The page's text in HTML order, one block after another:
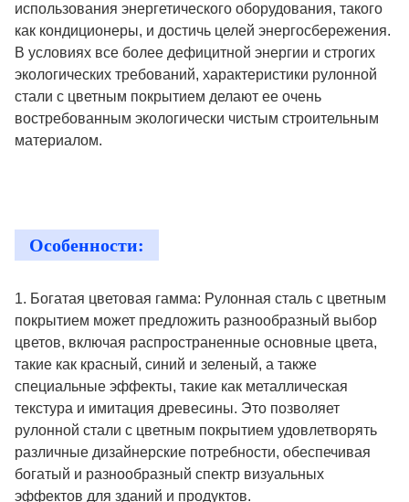
использования энергетического оборудования, такого
как кондиционеры, и достичь целей энергосбережения.
В условиях все более дефицитной энергии и строгих
экологических требований, характеристики рулонной
стали с цветным покрытием делают ее очень
востребованным экологически чистым строительным
материалом.
Особенности:
1. Богатая цветовая гамма: Рулонная сталь с цветным
покрытием может предложить разнообразный выбор
цветов, включая распространенные основные цвета,
такие как красный, синий и зеленый, а также
специальные эффекты, такие как металлическая
текстура и имитация древесины. Это позволяет
рулонной стали с цветным покрытием удовлетворять
различные дизайнерские потребности, обеспечивая
богатый и разнообразный спектр визуальных
эффектов для зданий и продуктов.